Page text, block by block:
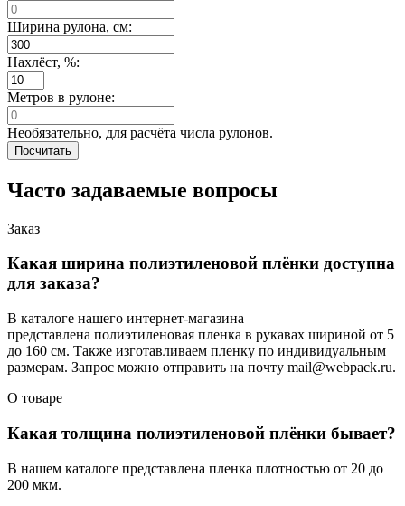
Ширина рулона, см:
Нахлёст, %:
Метров в рулоне:
Необязательно, для расчёта числа рулонов.
Посчитать
Часто задаваемые вопросы
Заказ
Какая ширина полиэтиленовой плёнки доступна
для заказа?
В каталоге нашего интернет-магазина
представлена полиэтиленовая пленка в рукавах шириной от 5
до 160 см. Также изготавливаем пленку по индивидуальным
размерам. Запрос можно отправить на почту mail@webpack.ru.
О товаре
Какая толщина полиэтиленовой плёнки бывает?
В нашем каталоге представлена пленка плотностью от 20 до
200 мкм.